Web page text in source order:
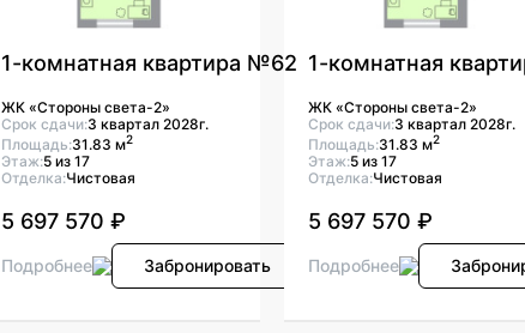
1-комнатная квартира №62
ЖК «Стороны света-2»
Срок сдачи:3 квартал 2028г.
Площадь:31.83 м2
Этаж:5 из 17
Отделка:Чистовая
5 697 570 ₽
Подробнее Забронировать
1-комнатная
ЖК «Стороны света-2»
Срок сдачи:3 квартал 2028г.
Площадь:31.83 м2
Этаж:5 из 17
Отделка:Чистовая
5 697 570 ₽
Подробнее